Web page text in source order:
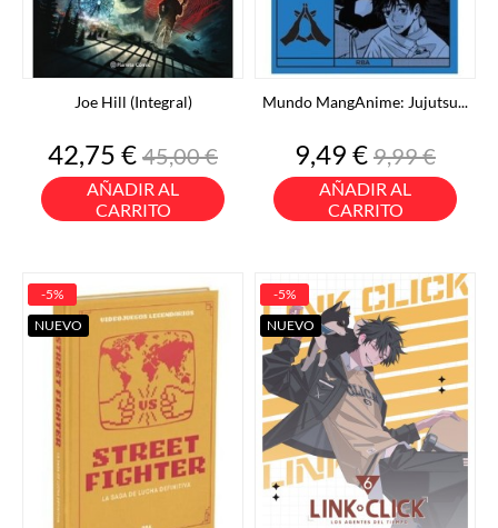
Joe Hill (Integral)
Precio
42,75 €Precio
base
45,00 €
AÑADIR AL
CARRITO
Mundo MangAnime: Jujutsu...
Precio
9,49 €Precio
base
9,99 €
AÑADIR AL
CARRITO
-5%
NUEVO
-5%
NUEVO